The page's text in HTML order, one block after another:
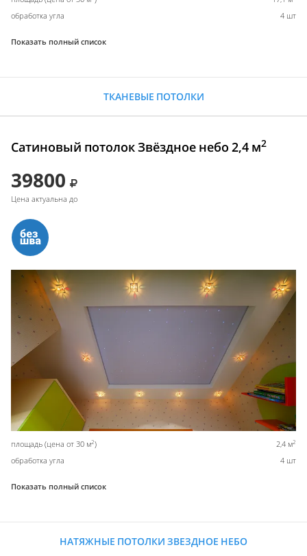
обработка угла 4 шт
Показать полный список
ТКАНЕВЫЕ ПОТОЛКИ
Сатиновый потолок Звёздное небо 2,4 м2
39800
Цена актуальна до
площадь (цена от 30 м2) 2,4 м2
обработка угла 4 шт
Показать полный список
НАТЯЖНЫЕ ПОТОЛКИ ЗВЕЗДНОЕ НЕБО